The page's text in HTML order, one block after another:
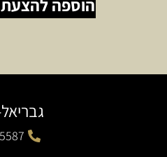
הוספה